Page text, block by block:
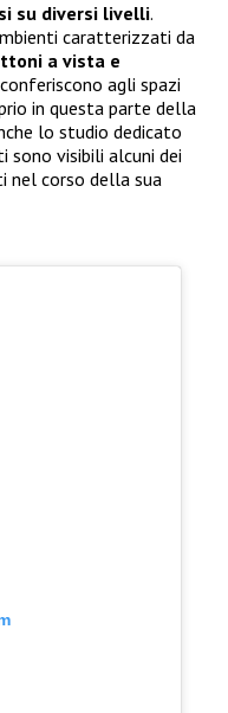
su diversi livelli.
caratterizzati da
a vista e
agli spazi
in questa parte della
lo studio dedicato
sono visibili alcuni dei
nel corso della sua